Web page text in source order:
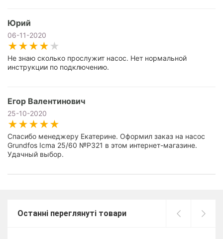
Юрий
06-11-2020
Не знаю сколько прослужит насос. Нет нормальной
инструкции по подключению.
Егор Валентинович
25-10-2020
Спасибо менеджеру Екатерине. Оформил заказ на насос
Grundfos Icma 25/60 №P321 в этом интернет-магазине.
Удачный выбор.
Останні переглянуті товари